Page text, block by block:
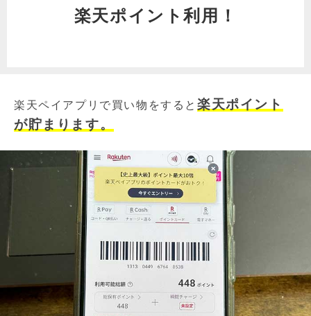
楽天ポイント利用！
楽天ペイアプリで買い物をすると楽天ポイント
が貯まります。